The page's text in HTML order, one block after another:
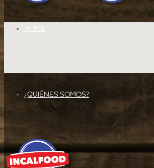
HOME
¿QUIÉNES SOMOS?
PRODUCTOS